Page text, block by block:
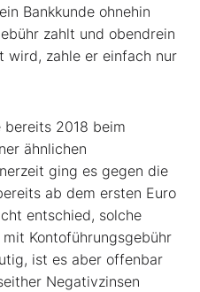
Bankkunde ohnehin
zahlt und obendrein
wird, zahle er einfach nur
bereits 2018 beim
ähnlichen
ging es gegen die
ab dem ersten Euro
entschied, solche
Kontoführungsgebühr
ist es aber offenbar
Negativzinsen